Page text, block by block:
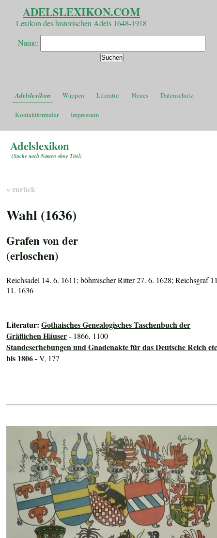
ADELSLEXIKON.COM
Lexikon des historischen Adels 1648-1918
Name:
Adelslexikon Wappen Literatur Neues Datenschutz
Kontaktformular Impressum
Adelslexikon
(Suche nach Namen ohne Titel)
« zurück
Wahl (1636)
Grafen von der
(erloschen)
Reichsadel 14. 6. 1611; böhmischer Ritter 27. 6. 1628; Reichsgraf
11. 1636
Literatur:Gothaisches Genealogisches Taschenbuch der
Gräflichen Häuser- 1866, 1100
Standeserhebungen und Gnadenakte für das Deutsche Reich
bis 1806- V, 177